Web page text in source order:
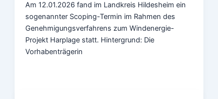
Am 12.01.2026 fand im Landkreis Hildesheim ein
sogenannter Scoping-Termin im Rahmen des
Genehmigungsverfahrens zum Windenergie-
Projekt Harplage statt. Hintergrund: Die
Vorhabenträgerin